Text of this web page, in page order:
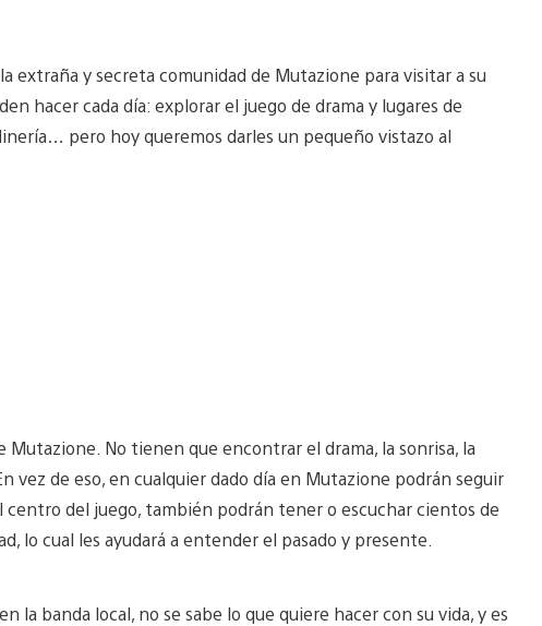
extraña y secreta comunidad de Mutazione para visitar a su
hacer cada día: explorar el juego de drama y lugares de
pero hoy queremos darles un pequeño vistazo al
Mutazione. No tienen que encontrar el drama, la sonrisa, la
vez de eso, en cualquier dado día en Mutazione podrán seguir
del juego, también podrán tener o escuchar cientos de
lo cual les ayudará a entender el pasado y presente.
la banda local, no se sabe lo que quiere hacer con su vida, y es